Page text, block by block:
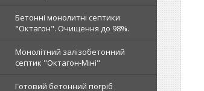
Бетонні монолитні септики
"Октагон". Очищення до 98%.
Монолітний залізобетонний
септик "Октагон-Міні"
Готовий бетонний погріб